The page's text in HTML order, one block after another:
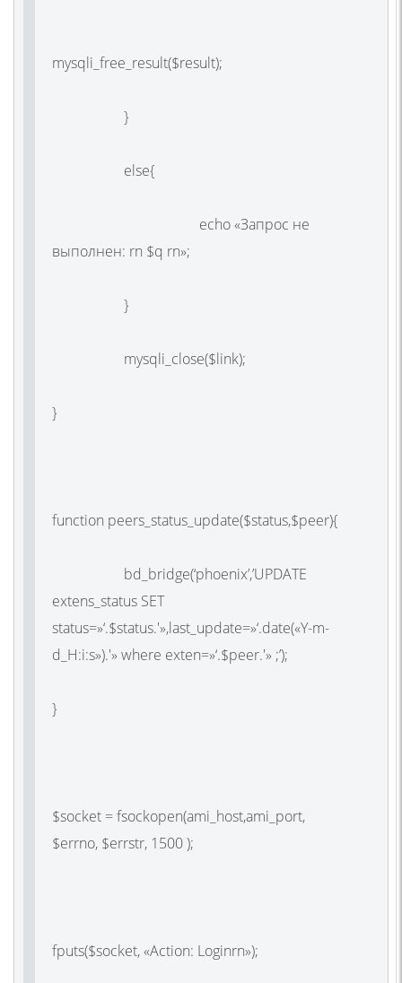
mysqli_free_result($result);
}
else{
echo «Запрос не
выполнен: rn $q rn»;
}
mysqli_close($link);
}
function peers_status_update($status,$peer){
bd_bridge(‘phoenix’,’UPDATE
extens_status SET
status=»‘.$status.'»,last_update=»‘.date(«Y-m-
d_H:i:s»).'» where exten=»‘.$peer.'» ;’);
}
$socket = fsockopen(ami_host,ami_port,
$errno, $errstr, 1500 );
fputs($socket, «Action: Loginrn»);